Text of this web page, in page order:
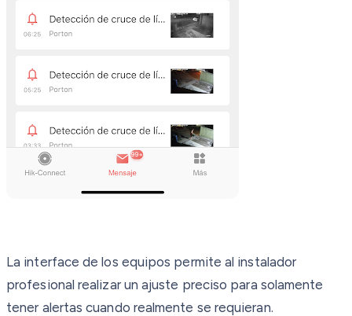
La interface de los equipos permite al instalador
profesional realizar un ajuste preciso para solamente
tener alertas cuando realmente se requieran.